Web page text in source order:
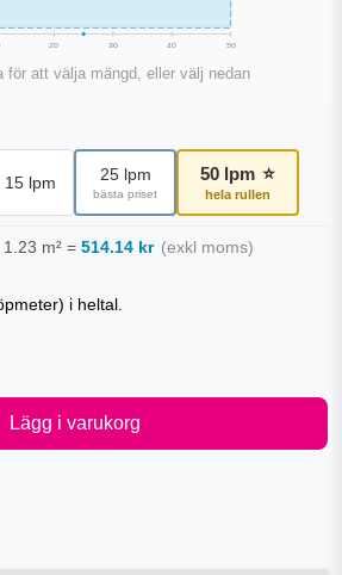
20 30 40 50
för att välja mängd, eller välj nedan
15 lpm 25lpm
bästa priset
50 lpm ⭐
hela rullen
1.23 m² = 514.14 kr (exkl moms)
) i heltal.
Lägg i varukorg